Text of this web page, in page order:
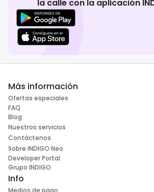
la calle con la aplicación
Más información
Ofertas especiales
FAQ
Blog
Nuestros servicios
Contáctenos
Sobre INDIGO Neo
Developer Portal
Grupo INDIGO
Info